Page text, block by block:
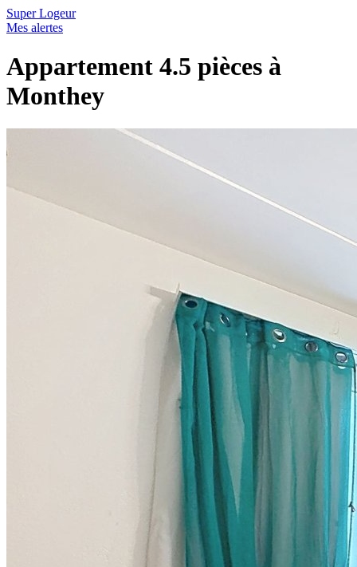
Super Logeur
Mes alertes
Appartement 4.5 pièces à
Monthey